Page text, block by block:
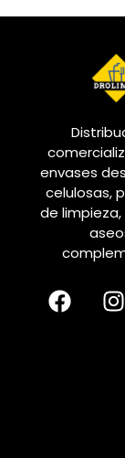
envases
celulosas,
de